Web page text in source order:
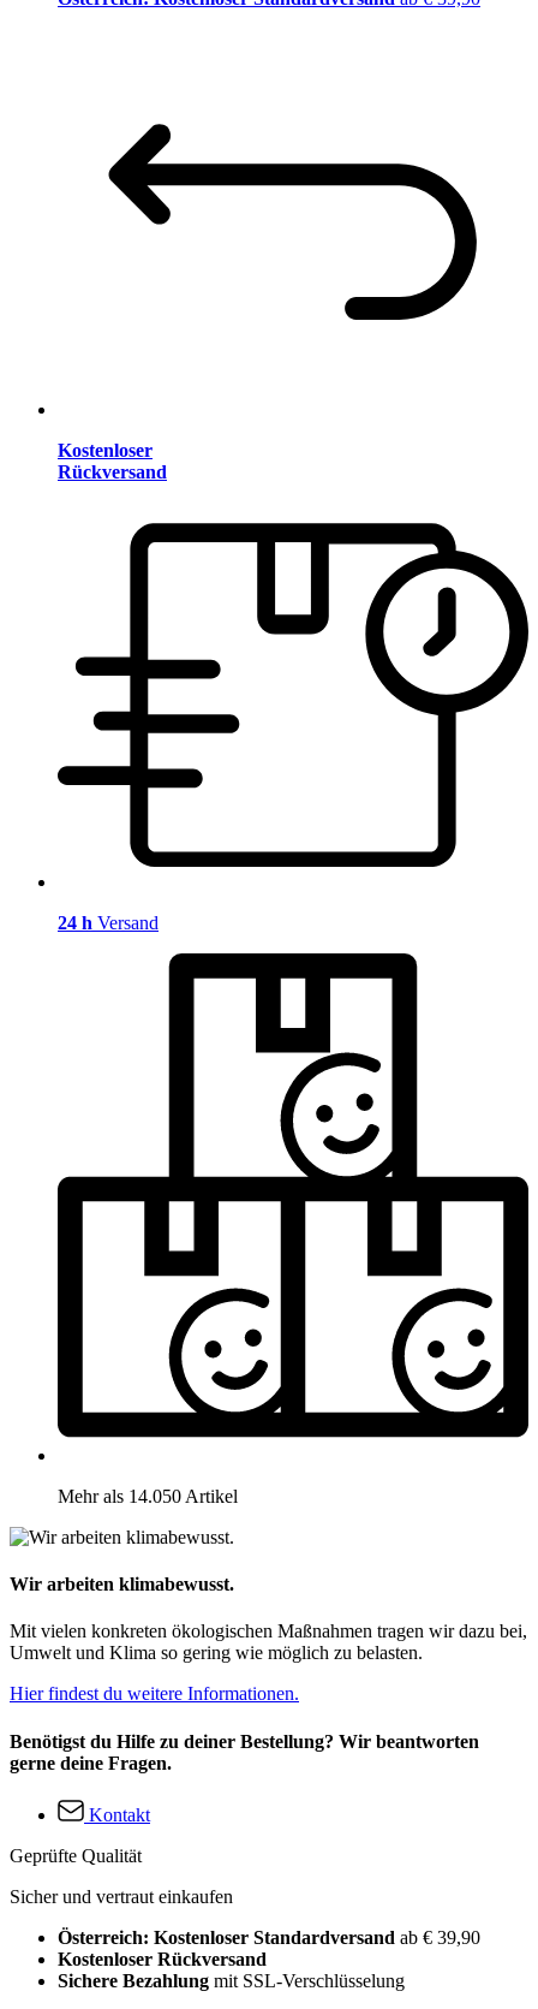
Kostenloser
Rückversand
24 h Versand
Mehr als 14.050 Artikel
Wir arbeiten klimabewusst.
Mit vielen konkreten ökologischen Maßnahmen tragen wir dazu bei,
Umwelt und Klima so gering wie möglich zu belasten.
Hier findest du weitere Informationen.
Benötigst du Hilfe zu deiner Bestellung? Wir beantworten
gerne deine Fragen.
Kontakt
Geprüfte Qualität
Sicher und vertraut einkaufen
Österreich: Kostenloser Standardversand ab € 39,90
Kostenloser Rückversand
Sichere Bezahlung mit SSL-Verschlüsselung